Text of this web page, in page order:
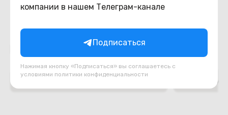
компании в нашем Телеграм-канале
Подписаться
Нажимая кнопку «Подписаться» вы соглашаетесь с
условиями политики конфиденциальности
Подборки товаров в категории